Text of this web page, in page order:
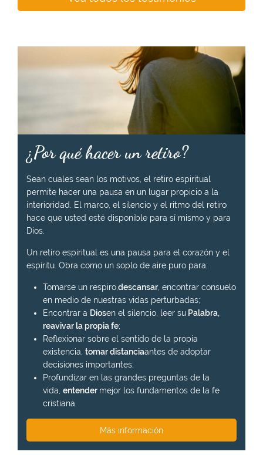
¿Por qué hacer un retiro?
Sean cuales sean los motivos, el retiro espiritual
permite hacer una pausa en un lugar propicio a la
interioridad. El marco, el silencio y el ritmo del retiro
hace que usted esté disponible para sí mismo y para
Dios.
Un retiro espiritual es una pausa para el corazón y el
espíritu. Obra como un soplo de aire puro para:
Tomarse un respiro,descansar, encontrar consuelo
en medio de nuestras vidas perturbadas;
Encontrar a Diosen el silencio, leer su Palabra,
reavivar la propia fe;
Reflexionar sobre el sentido de la propia
existencia, tomar distanciaantes de adoptar
decisiones importantes;
Profundizar en las grandes preguntas de la
vida, entender mejor los fundamentos de la fe
cristiana.
Más información